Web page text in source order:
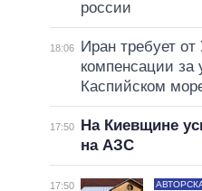
россии
18:06
Иран требует от
компенсации за
Каспийском
17:50
На Киевщине
на АЗС
17:50